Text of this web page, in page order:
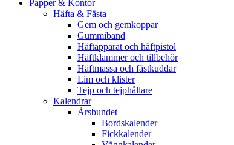
Papper & Kontor
Häfta & Fästa
Gem och gemkoppar
Gummiband
Häftapparat och häftpistol
Häftklammer och tillbehör
Häftmassa och fästkuddar
Lim och klister
Tejp och tejphållare
Kalendrar
Årsbundet
Bordskalender
Fickkalender